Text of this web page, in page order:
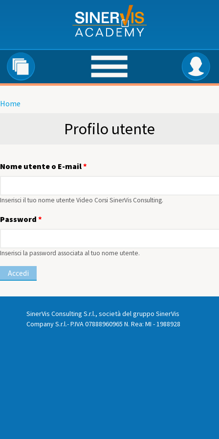
Home
Profilo utente
Nome utente o E-mail*
Inserisci il tuo nome utente Video Corsi SinerVis Consulting.
Password *
Inserisci la password associata al tuo nome utente.
SinerVis Consulting S.r.l., società del gruppo SinerVis
Company S.r.l.- P.IVA 07888960965 N. Rea: MI - 1988928